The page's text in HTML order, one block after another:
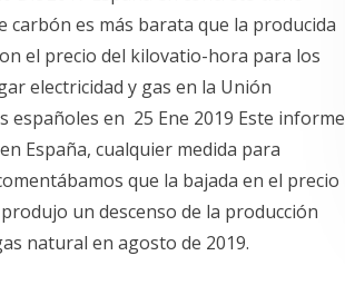
carbón es más barata que la producida
el precio del kilovatio-hora para los
electricidad y gas en la Unión
españoles en 25 Ene 2019 Este informe
España, cualquier medida para
que la bajada en el precio
un descenso de la producción
natural en agosto de 2019.